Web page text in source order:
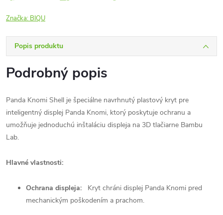
Značka: BIQU
Popis produktu
Podrobný popis
Panda Knomi Shell je špeciálne navrhnutý plastový kryt pre
inteligentný displej Panda Knomi, ktorý poskytuje ochranu a
umožňuje jednoduchú inštaláciu displeja na 3D tlačiarne Bambu
Lab.
Hlavné vlastnosti:
Ochrana displeja:
Kryt chráni displej Panda Knomi pred
mechanickým poškodením a prachom.